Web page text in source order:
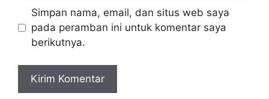
Simpan nama, email, dan situs web saya
pada peramban ini untuk komentar saya
berikutnya.